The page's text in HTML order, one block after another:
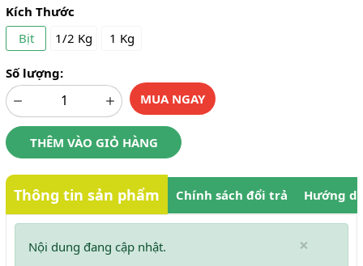
Kích Thước
Bịt
1/2 Kg 1 Kg
Số lượng:
MUA NGAY
THÊM VÀO GIỎ HÀNG
Thông tin sản phẩm Chính sách đổi trả Hướng
×
Nội dung đang cập nhật.